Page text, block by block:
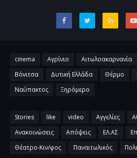
cinema Αγρίνιο Αιτωλοακαρνανία
Βόνιτσα
Δυτική Ελλάδα Θέρμο
Ναύπακτος
Ξηρόμερο
Stories like video Αγγελίες
Ανακοινώσεις
Απόψεις ΕΛ.ΑΣ
Θέατρο-Κιν/φος
Παναιτωλικός